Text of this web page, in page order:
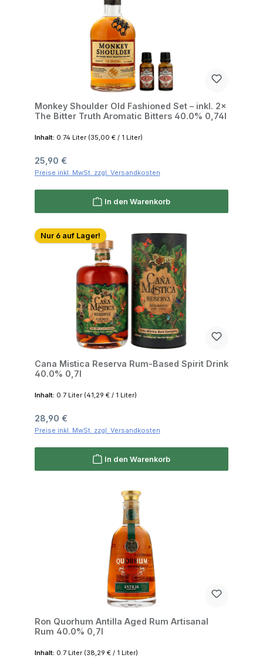
Monkey Shoulder Old Fashioned Set – inkl. 2×
The Bitter Truth Aromatic Bitters 40.0% 0,74l
Inhalt: 0.74 Liter (35,00 € / 1 Liter)
Regulärer Preis:
25,90 €
Preise inkl. MwSt. zzgl. Versandkosten
In den Warenkorb
Nur 6 auf Lager!
Cana Mistica Reserva Rum-Based Spirit Drink
40.0% 0,7l
Inhalt: 0.7 Liter (41,29 € / 1 Liter)
Regulärer Preis:
28,90 €
Preise inkl. MwSt. zzgl. Versandkosten
In den Warenkorb
Ron Quorhum Antilla Aged Rum Artisanal
Rum 40.0% 0,7l
Inhalt: 0.7 Liter (38,29 € / 1 Liter)